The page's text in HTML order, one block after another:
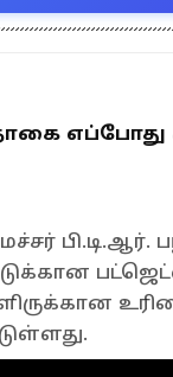
எப்போது
பி.டி.ஆர்.